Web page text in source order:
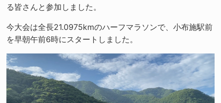
る皆さんと参加しました。
今大会は全長21.0975kmのハーフマラソンで、小布施駅前
を早朝午前6時にスタートしました。